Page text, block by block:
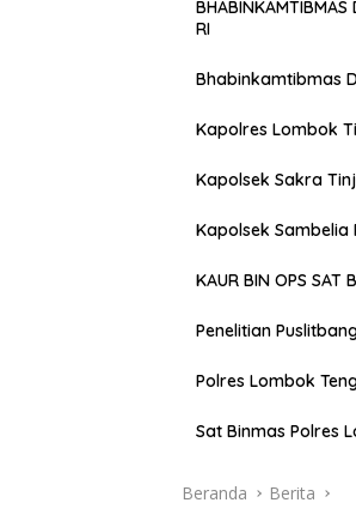
BHABINKAMTIBMAS
RI
Bhabinkamtibmas
Kapolres Lombok
Kapolsek Sakra
Kapolsek Sambelia
KAUR BIN OPS SAT
Penelitian
Polres Lombok
Sat Binmas Polres
Beranda Berita